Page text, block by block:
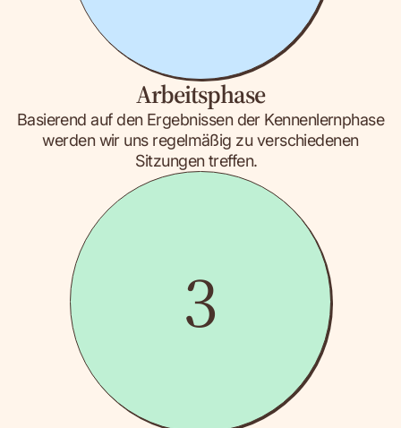
Arbeitsphase
Basierend auf den Ergebnissen der Kennenlernphase
werden wir uns regelmäßig zu verschiedenen
Sitzungen treffen.
3